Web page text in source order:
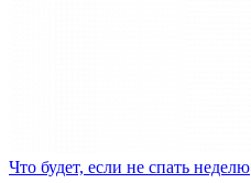
Что будет, если не спать неделю